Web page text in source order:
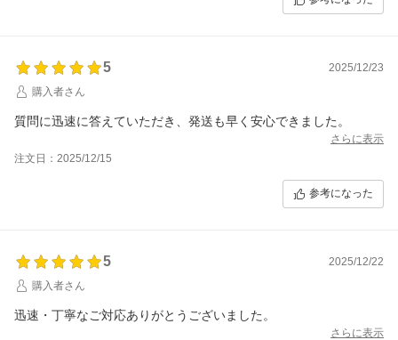
5
2025/12/23
購入者さん
質問に迅速に答えていただき、発送も早く安心できました。
さらに表示
注文日：2025/12/15
参考になった
5
2025/12/22
購入者さん
迅速・丁寧なご対応ありがとうございました。
さらに表示